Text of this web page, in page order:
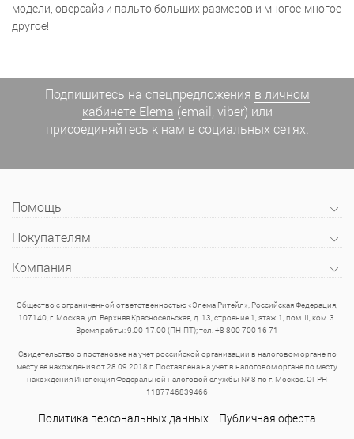
модели, оверсайз и пальто больших размеров и многое-многое
другое!
Подпишитесь на спецпредложения в личном
кабинете Elema (email, viber) или
присоединяйтесь к нам в социальных сетях.
Помощь
Покупателям
Компания
Общество с ограниченной ответственностью «Элема Ритейл», Российская Федерация,
107140, г. Москва, ул. Верхняя Красносельская, д. 13, строение 1, этаж 1, пом. II, ком. 3.
Время рабты: 9.00-17.00 (ПН-ПТ); тел. +8 800 700 16 71
Свидетельство о постановке на учет российской организации в налоговом органе по
месту ее нахождения от 28.09.2018 г. Поставлена на учет в налоговом органе по месту
нахождения Инспекция Федеральной налоговой службы № 8 по г. Москве. ОГРН
1187746839466
Политика персональных данных Публичная оферта